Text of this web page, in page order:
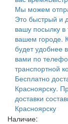
Мы можем
Это быстрый и
вашу посылку
вашем городе.
будет удобнее
вами по
транспортной
Бесплатно
Красноярску.
доставки
Красноярску
Наличие: